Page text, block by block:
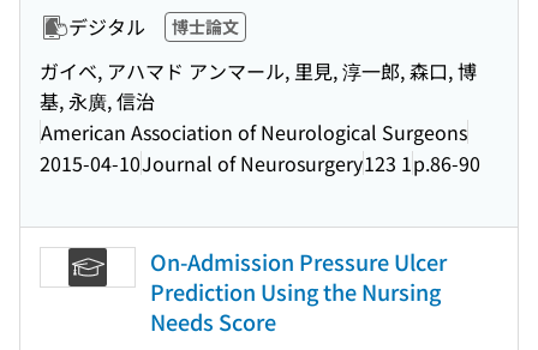
デジタル 博士論文
ガイベ, アハマド アンマール, 里見, 淳一郎, 森口, 博
基, 永廣, 信治
American Association of Neurological Surgeons
2015-04-10Journal of Neurosurgery123 1p.86-90
On-Admission Pressure Ulcer
Prediction Using the Nursing
Needs Score